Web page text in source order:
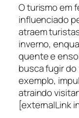
O turismo em
influenciado
atraem
inverno,
quente e
busca fugir do
exemplo,
atraindo
[externalLink